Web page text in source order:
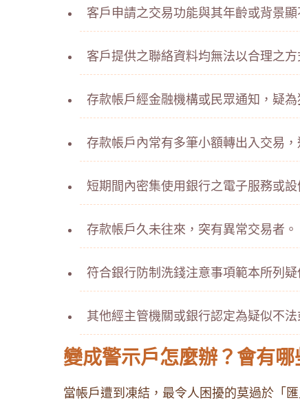
客戶申請之交易功能與其年齡或背景顯
客戶提供之聯絡資料均無法以合理之方
存款帳戶經金融機構或民眾通知，疑為
存款帳戶內常有多筆小額轉出入交易，
短期間內密集使用銀行之電子服務或
存款帳戶久未往來，突有異常交易者。
符合銀行防制洗錢注意事項範本所列
其他經主管機關或銀行認定為疑似不
變成警示戶怎麼辦？會有哪
當帳戶遭到凍結，最令人困擾的莫過於「